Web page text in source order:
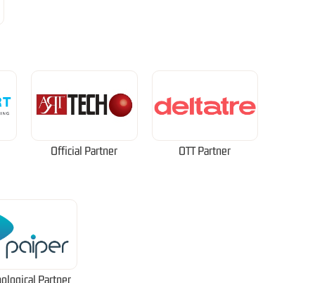
Official Partner OTT Partner
Partner